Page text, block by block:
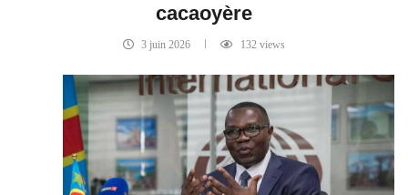
cacaoyère
3 juin 2026 132 views